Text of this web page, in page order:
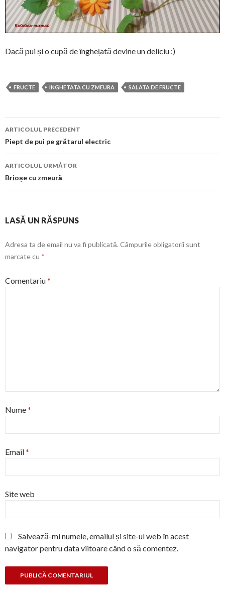
Dacă pui și o cupă de înghețată devine un deliciu :)
FRUCTE INGHETATA CU ZMEURA SALATA DE FRUCTE
Navigare
în
articol
ARTICOLUL PRECEDENT
Piept de pui pe grătarul electric
ARTICOLUL URMĂTOR
Brioșe cu zmeură
LASĂ UN RĂSPUNS
Adresa ta de email nu va fi publicată. Câmpurile obligatorii sunt
marcate cu *
Comentariu*
Nume*
Email*
Site web
Salvează-mi numele, emailul și site-ul web în acest
navigator pentru data viitoare când o să comentez.